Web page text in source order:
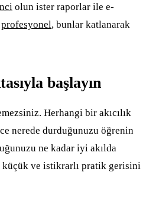
olun ister raporlar ile e-
profesyonel, bunlar katlanarak
başlayın
Herhangi bir akıcılık
nerede durduğunuzu öğrenin
ne kadar iyi akılda
küçük ve istikrarlı pratik gerisini